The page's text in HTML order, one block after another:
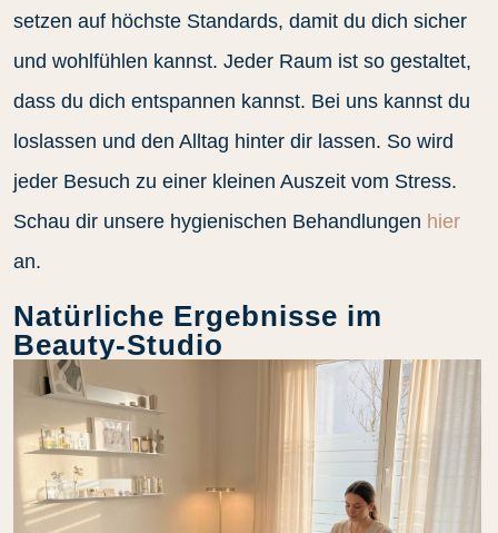
setzen auf höchste Standards, damit du dich sicher
und wohlfühlen kannst. Jeder Raum ist so gestaltet,
dass du dich entspannen kannst. Bei uns kannst du
loslassen und den Alltag hinter dir lassen. So wird
jeder Besuch zu einer kleinen Auszeit vom Stress.
Schau dir unsere hygienischen Behandlungen hier
an.
Natürliche Ergebnisse im
Beauty-Studio